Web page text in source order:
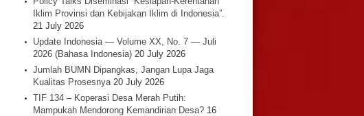
Iklim Provinsi dan Kebijakan Iklim di Indonesia”.
21 July 2026
Update Indonesia — Volume XX, No. 7 — Juli
2026 (Bahasa Indonesia) 20 July 2026
Jumlah BUMN Dipangkas, Jangan Lupa Jaga
Kualitas Prosesnya 20 July 2026
TIF 134 – Koperasi Desa Merah Putih:
Mampukah Mendorong Kemandirian Desa? 16